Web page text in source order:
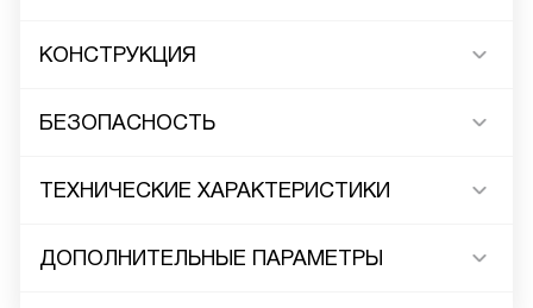
КОНСТРУКЦИЯ
БЕЗОПАСНОСТЬ
ТЕХНИЧЕСКИЕ ХАРАКТЕРИСТИКИ
ДОПОЛНИТЕЛЬНЫЕ ПАРАМЕТРЫ